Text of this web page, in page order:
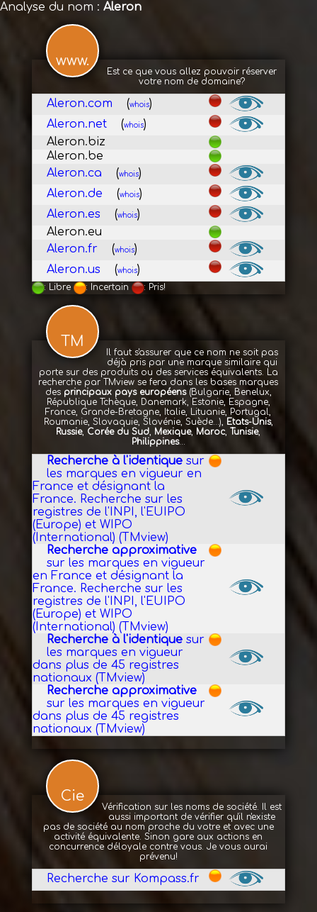
Analyse du nom : Aleron
www.
Est ce que vous allez pouvoir réserver
votre nom de domaine?
Aleron.com (whois)
Aleron.net(whois)
Aleron.biz
Aleron.be
Aleron.ca (whois)
Aleron.de (whois)
Aleron.es (whois)
Aleron.eu
Aleron.fr (whois)
Aleron.us (whois)
: Libre : Incertain : Pris!
TM
Il faut s'assurer que ce nom ne soit pas
déjà pris par une marque similaire qui
porte sur des produits ou des services équivalents. La
recherche par TMview se fera dans les bases marques
des principaux pays européens(Bulgarie, Benelux,
République Tchèque, Danemark, Estonie, Espagne,
France, Grande-Bretagne, Italie, Lituanie, Portugal,
Roumanie, Slovaquie, Slovénie, Suède...), Etats-Unis,
Russie, Corée du Sud, Mexique, Maroc,Tunisie,
Philippines...
Recherche à l'identiquesur
les marques en vigueur en
France et désignant la
France. Recherche sur les
registres de l'INPI, l'EUIPO
(Europe) et WIPO
(International) (TMview)
Recherche approximative
sur les marques en vigueur
en France et désignant la
France. Recherche sur les
registres de l'INPI, l'EUIPO
(Europe) et WIPO
(International) (TMview)
Recherche à l'identiquesur
les marques en vigueur
dans plus de 45 registres
nationaux (TMview)
Recherche approximative
sur les marques en vigueur
dans plus de 45 registres
nationaux (TMview)
Cie
Vérification sur les noms de société. Il est
aussi important de vérifier qu'il n'existe
pas de société au nom proche du votre et avec une
activité équivalente. Sinon gare aux actions en
concurrence déloyale contre vous. Je vous aurai
prévenu!
Recherche sur Kompass.fr